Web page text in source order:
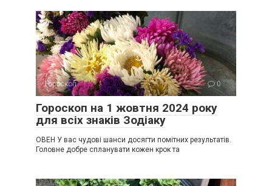
Гороскоп 0
Гороскоп на 1 жовтня 2024 року
для всіх знаків Зодіаку
ОВЕН У вас чудові шанси досягти помітних результатів.
Головне добре спланувати кожен крок та